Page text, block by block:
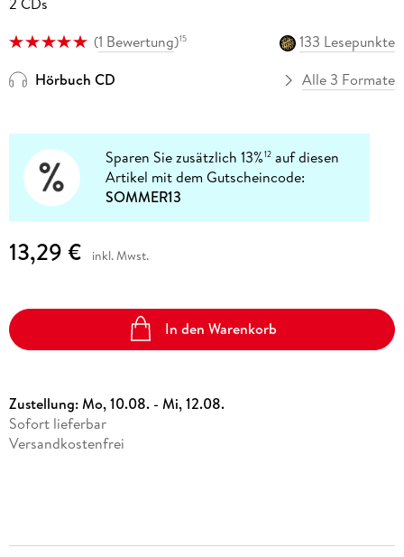
(1 Bewertung)15
133 Lesepunkte
Hörbuch CD
Alle 3 Formate
Sparen Sie zusätzlich 13%12 auf diesen
Artikel mit dem Gutscheincode:
SOMMER13
13,29 € inkl. Mwst.
In den Warenkorb
Zustellung:Mo, 10.08. - Mi, 12.08.
Sofort lieferbar
Versandkostenfrei